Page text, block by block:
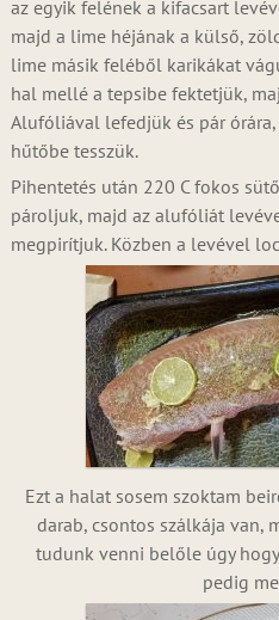
az egyik felének a kifacsart
majd a lime héjának a külső,
lime másik feléből karikákat
hal mellé a tepsibe fektetjük,
Alufóliával lefedjük és pár órára,
hűtőbe tesszük.
Pihentetés után 220 C fokos
pároljuk, majd az alufóliát
megpirítjuk. Közben a levével
Ezt a halat sosem szoktam
darab, csontos szálkája van,
tudunk venni belőle úgy hogy
pedig